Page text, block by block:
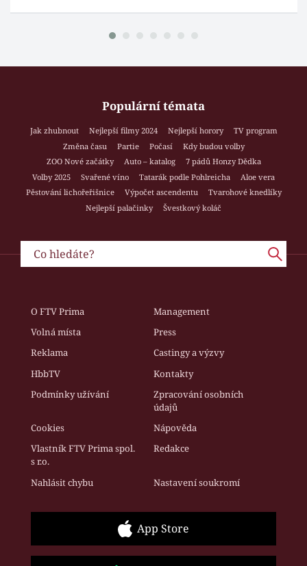
Populární témata
Jak zhubnout Nejlepší filmy 2024 Nejlepší horory
TV program
Změna času
Partie Počasí
Kdy budou volby
ZOO Nové začátky
Auto – katalog
7 pádů Honzy Dědka
Volby 2025
Svařené víno Tatarák podle Pohlreicha
Aloe vera
Pěstování lichořeřišnice
Výpočet ascendentu
Tvarohové knedlíky
Nejlepší palačinky
Švestkový koláč
O FTV Prima
Management
Volná místa
Press
Reklama
Castingy a výzvy
HbbTV
Kontakty
Podmínky užívání
Zpracování osobních
údajů
Cookies
Nápověda
Vlastník FTV Prima spol.
s r.o.
Redakce
Nahlásit chybu Nastavení soukromí
App Store